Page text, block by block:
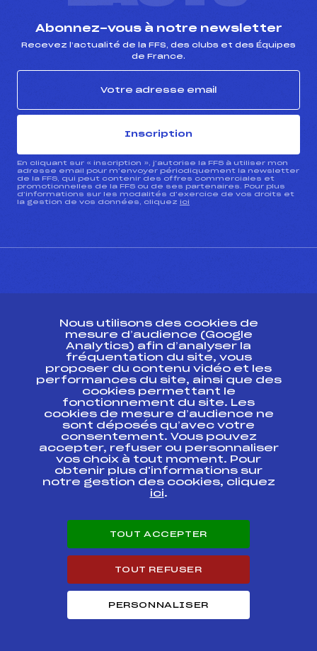
Abonnez-vous à notre newsletter
Recevez l’actualité de la FFS, des clubs et des Équipes
de France.
Inscription
En cliquant sur « inscription », j’autorise la FFS à utiliser mon
adresse email pour m’envoyer périodiquement la newsletter
de la FFS, qui peut contenir des offres commerciales et
promotionnelles de la FFS ou de ses partenaires. Pour plus
d’informations sur les modalités d’exercice de vos droits et
la gestion de vos données, cliquez ici
ESPACE PRESSE
Ressources
Pass’Neige
Projet sportif fédéral
Projet de performance fédéral
Antidopage
Pôle Développement, Formation, Suivi
Scientifique
Listes ministérielles
Pôle vie de l’athlète
Carrières
Nous utilisons des cookies de
mesure d’audience (Google
Analytics) afin d’analyser la
fréquentation du site, vous
proposer du contenu vidéo et les
performances du site, ainsi que des
cookies permettant le
fonctionnement du site. Les
cookies de mesure d’audience ne
sont déposés qu’avec votre
consentement. Vous pouvez
accepter, refuser ou personnaliser
vos choix à tout moment. Pour
obtenir plus d'informations sur
notre gestion des cookies, cliquez
ici.
TOUT ACCEPTER
TOUT REFUSER
PERSONNALISER